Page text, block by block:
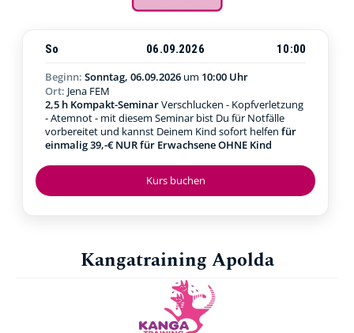
Kurs buchen
So 06.09.2026
10:00
Beginn: Sonntag, 06.09.2026 um 10:00 Uhr
Ort: Jena FEM
2,5 h Kompakt-SeminarVerschlucken - Kopfverletzung
- Atemnot - mit diesem Seminar bist Du für Notfälle
vorbereitet und kannst Deinem Kind sofort helfen für
einmalig 39,-€ NUR für Erwachsene OHNE Kind
Kangatraining Apolda